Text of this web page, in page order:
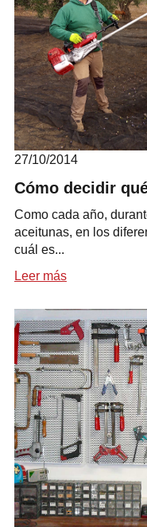
27/10/2014
Cómo decidir
Como cada año,
aceitunas, en los
cuál es...
Leer más